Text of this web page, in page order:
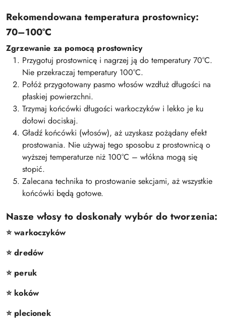
Rekomendowana temperatura prostownicy:
70–100°C
Zgrzewanie za pomocą prostownicy
Przygotuj prostownicę i nagrzej ją do temperatury 70°C.
Nie przekraczaj temperatury 100°C.
Połóż przygotowany pasmo włosów wzdłuż długości na
płaskiej powierzchni.
Trzymaj końcówki długości warkoczyków i lekko je ku
dołowi dociskaj.
Gładź końcówki (włosów), aż uzyskasz pożądany efekt
prostowania. Nie używaj tego sposobu z prostownicą o
wyższej temperaturze niż 100°C – włókna mogą się
stopić.
Zalecana technika to prostowanie sekcjami, aż wszystkie
końcówki będą gotowe.
Nasze włosy to doskonały wybór do tworzenia:
⭐️ warkoczyków
⭐️ dredów
⭐️ peruk
⭐️ koków
⭐️ plecionek